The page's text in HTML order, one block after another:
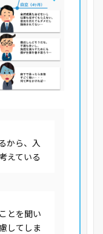
から、入
えている
とを聞い
してしま